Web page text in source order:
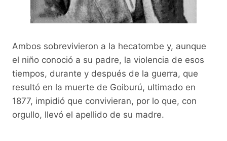
Ambos sobrevivieron a la hecatombe y, aunque
el niño conoció a su padre, la violencia de esos
tiempos, durante y después de la guerra, que
resultó en la muerte de Goiburú, ultimado en
1877, impidió que convivieran, por lo que, con
orgullo, llevó el apellido de su madre.